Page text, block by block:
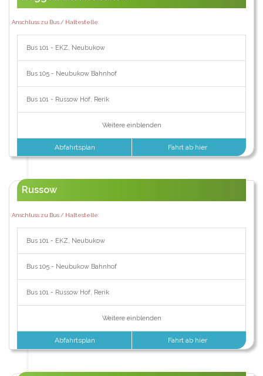
Anschluss zu Bus / Haltestelle:
Bus 101 - EKZ, Neubukow
Bus 105 - Neubukow Bahnhof
Bus 101 - Russow Hof, Rerik
Weitere einblenden
Abfahrtsplan Fahrt ab hier
Russow
Anschluss zu Bus / Haltestelle:
Bus 101 - EKZ, Neubukow
Bus 105 - Neubukow Bahnhof
Bus 101 - Russow Hof, Rerik
Weitere einblenden
Abfahrtsplan Fahrt ab hier